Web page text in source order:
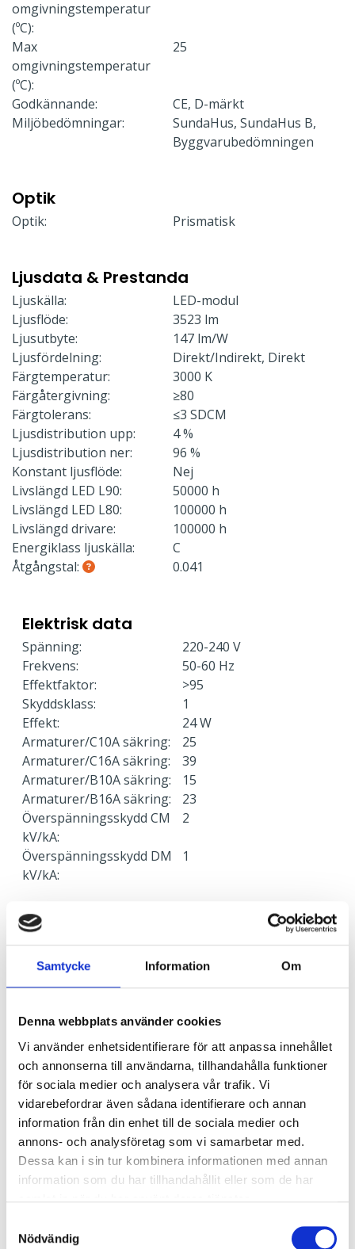
Samtycke Information Om
Denna webbplats använder cookies
Vi använder enhetsidentifierare för att anpassa innehållet
och annonserna till användarna, tillhandahålla funktioner
för sociala medier och analysera vår trafik. Vi
vidarebefordrar även sådana identifierare och annan
information från din enhet till de sociala medier och
annons- och analysföretag som vi samarbetar med.
Dessa kan i sin tur kombinera informationen med annan
information som du har tillhandahållit eller som de har
Nödvändig
omgivningstemperatur
(ºC):
Max
omgivningstemperatur
(ºC):
25
Godkännande:
CE, D-märkt
Miljöbedömningar:
SundaHus, SundaHus B,
Byggvarubedömningen
Optik
Optik: Prismatisk
Ljusdata & Prestanda
Ljuskälla:
LED-modul
Ljusflöde:
3523 lm
Ljusutbyte:
147 lm/W
Ljusfördelning:
Direkt/Indirekt, Direkt
Färgtemperatur:
3000 K
Färgåtergivning:
≥80
Färgtolerans:
≤3 SDCM
Ljusdistribution upp:
4 %
Ljusdistribution ner:
96 %
Konstant ljusflöde:
Nej
Livslängd LED L90:
50000 h
Livslängd LED L80:
100000 h
Livslängd drivare:
100000 h
Energiklass ljuskälla:
C
Åtgångstal:
0.041
Elektrisk data
Spänning:
220-240 V
Frekvens:
50-60 Hz
Effektfaktor:
>95
Skyddsklass:
1
Effekt:
24 W
Armaturer/C10A säkring:
25
Armaturer/C16A säkring:
39
Armaturer/B10A säkring:
15
Armaturer/B16A säkring:
23
Överspänningsskydd CM
kV/kA:
2
Överspänningsskydd DM
kV/kA:
1
Ljusstyrning
grundljus)
Sensor:
Mikrovågssensor (trådlös
Nödljus
Nödljus:
Ja
Typ av nödljus:
Batteribackup självtest
Brinntid i batteridrift:
1 h
Ljus vid strömbortfall:
435 lm
Standard:
EN 60598-2-22
Dubbla införingshål på armaturens baksida